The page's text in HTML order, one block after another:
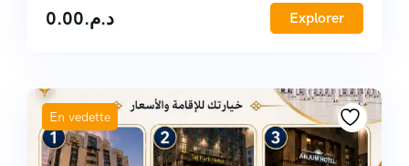
د.م.0.00 Explorer
En vedette